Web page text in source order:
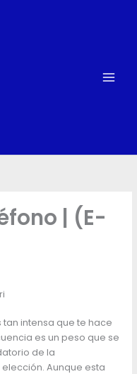
| (E-
intensa que te hace
es un peso que se
de la
Aunque esta